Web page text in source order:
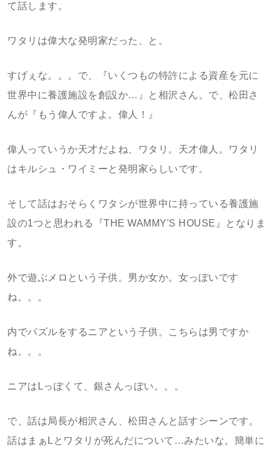
て話します。
ワタリは偉大な発明家だった、と。
すげぇな。。。で、『いくつもの特許による資産を元に
世界中に養護施設を創設か…』と相沢さん。で、松田さ
んが『もう偉人ですよ。偉人！』
偉人っていうか天才だよね、ワタリ。天才偉人。ワタリ
はキルシュ・ワイミーと発明家らしいです。
そして話はおそらくワタシが世界中に持っている養護施
設の1つと思われる『THE WAMMY'S HOUSE』となりま
す。
外で遊ぶメロという子供。男か女か。女っぽいです
ね。。。
内でパズルをするニアという子供。こちらは男ですか
ね。。。
ニアはLっぽくて、銀さんっぽい。。。
で、話は局長が相沢さん、松田さんと話すシーンです。
話はまぁLとワタリが死んだについて…みたいな。簡単に